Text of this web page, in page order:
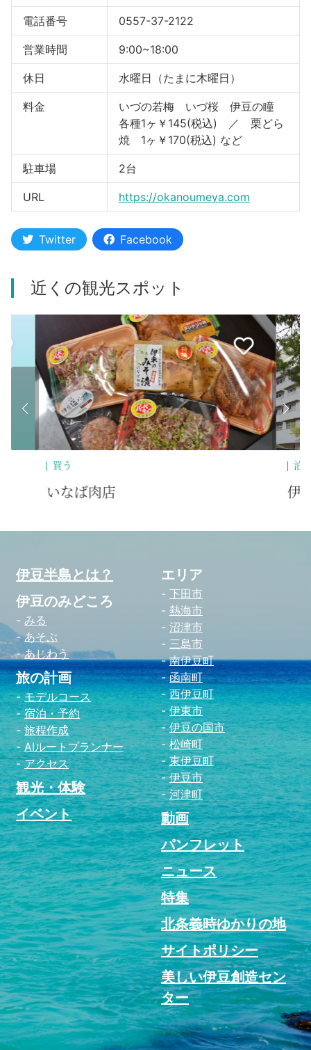
電話番号 0557-37-2122
営業時間 9:00~18:00
休日 水曜日（たまに木曜日）
料金
いづの若梅 いづ桜 伊豆の瞳
各種1ヶ￥145(税込) ／ 栗どら
焼 1ヶ￥170(税込) など
駐車場 2台
URL https://okanoumeya.com
Twitter Facebook
近くの観光スポット
泊まる
伊東温泉 大東館
温
小
伊豆半島とは？
伊豆のみどころ
みる
あそぶ
あじわう
旅の計画
モデルコース
宿泊・予約
旅程作成
AIルートプランナー
アクセス
観光・体験
イベント
エリア
下田市
熱海市
沼津市
三島市
南伊豆町
函南町
西伊豆町
伊東市
伊豆の国市
松崎町
東伊豆町
伊豆市
河津町
動画
パンフレット
ニュース
特集
北条義時ゆかりの地
サイトポリシー
美しい伊豆創造セン
ター